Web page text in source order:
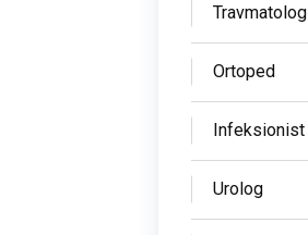
Travmatolog
Ortoped
Infeksionist
Urolog